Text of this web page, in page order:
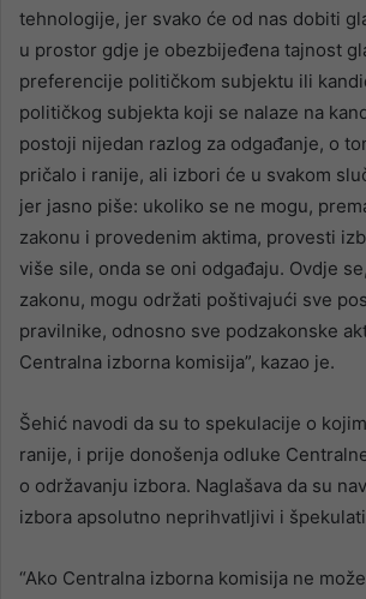
tehnologije, jer svako će od nas dobiti
u prostor gdje je obezbijeđena tajnost
preferencije političkom subjektu ili
političkog subjekta koji se nalaze na
postoji nijedan razlog za odgađanje, o
pričalo i ranije, ali izbori će u svakom
jer jasno piše: ukoliko se ne mogu,
zakonu i provedenim aktima, provesti
više sile, onda se oni odgađaju. Ovdje
zakonu, mogu održati poštivajući sve
pravilnike, odnosno sve podzakonske
Centralna izborna komisija”, kazao je.
Šehić navodi da su to spekulacije o
ranije, i prije donošenja odluke
o održavanju izbora. Naglašava da su
izbora apsolutno neprihvatljivi i
“Ako Centralna izborna komisija ne